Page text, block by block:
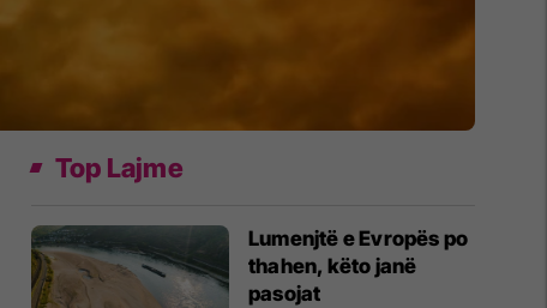
Top Lajme
Lumenjtë e Evropës po
thahen, këto janë
pasojat